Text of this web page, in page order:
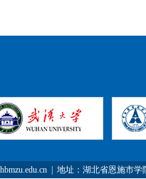
| 地址：湖北省恩施